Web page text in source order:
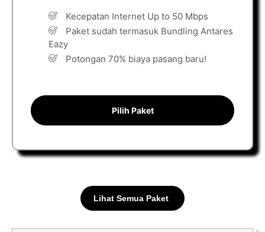
Kecepatan Internet Up to 50 Mbps
Paket sudah termasuk Bundling Antares
Eazy
Potongan 70% biaya pasang baru!
Pilih Paket
Lihat Semua Paket